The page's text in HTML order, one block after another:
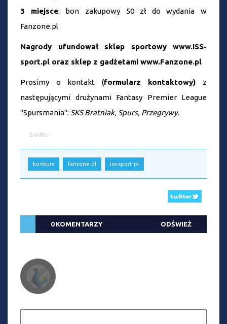
3
miejsce: bon zakupowy 50 zł do wydania w
Fanzone.pl
Nagrody ufundował sklep sportowy www.ISS-
sport.pl oraz sklep z gadżetami www.Fanzone.pl
Prosimy o kontakt (formularz kontaktowy) z
następującymi drużynami Fantasy Premier League
"Spursmania": SKS Bratniak, Spurs, Przegrywy.
Źródło: -
konkurs fanzone.pl iss-sport.pl
0 KOMENTARZY ODŚWIEŻ